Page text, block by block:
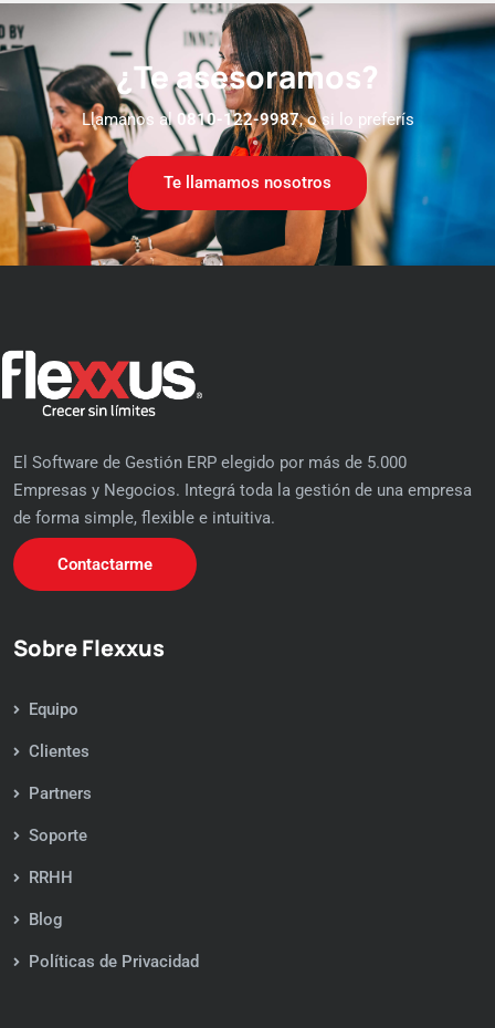
¿Te asesoramos?
Llamanos al 0810-122-9987, o si lo preferís
Te llamamos nosotros
El Software de Gestión ERP elegido por más de 5.000
Empresas y Negocios. Integrá toda la gestión de una empresa
de forma simple, flexible e intuitiva.
Contactarme
Sobre Flexxus
Equipo
Clientes
Partners
Soporte
RRHH
Blog
Políticas de Privacidad